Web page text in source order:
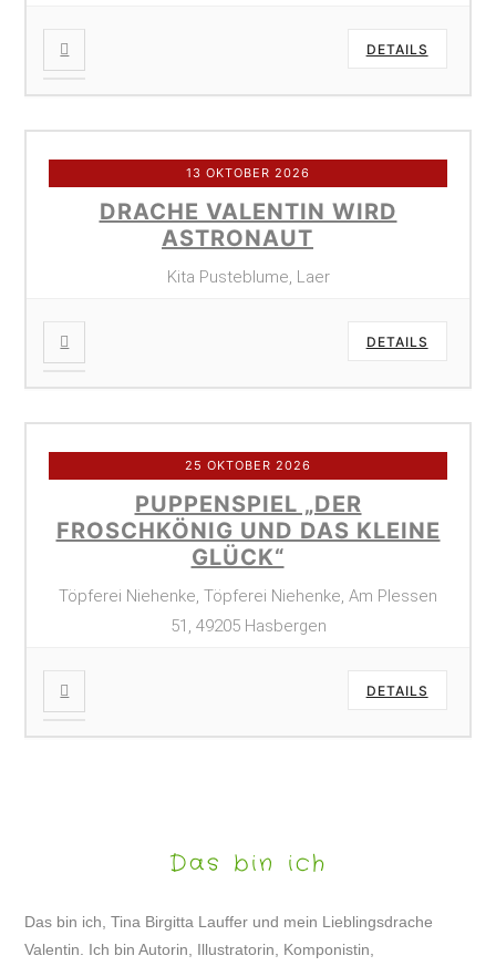
DETAILS
13 OKTOBER 2026
DRACHE VALENTIN WIRD
ASTRONAUT
Kita Pusteblume, Laer
DETAILS
25 OKTOBER 2026
PUPPENSPIEL „DER
FROSCHKÖNIG UND DAS KLEINE
GLÜCK“
Töpferei Niehenke, Töpferei Niehenke, Am Plessen
51, 49205 Hasbergen
DETAILS
Das bin ich
Das bin ich, Tina Birgitta Lauffer und mein Lieblingsdrache
Valentin. Ich bin Autorin, Illustratorin, Komponistin,